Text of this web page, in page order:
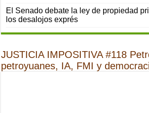
El Senado debate la ley de propiedad
los desalojos exprés
JUSTICIA IMPOSITIVA #118
petroyuanes, IA, FMI y